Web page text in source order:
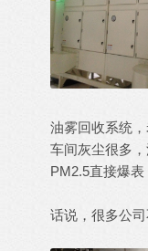
油雾回收系统
车间灰尘很多
PM2.5直接爆表
话说，很多公